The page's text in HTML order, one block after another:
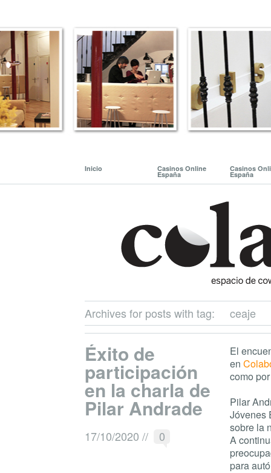
Inicio Casinos Online
España
Casinos
España
Archives for posts with tag: ceaje
Éxito de
participación
en la charla de
Pilar Andrade
17/10/2020 // 0
El
en
como
Pilar
Jóvenes
sobre la
A
para